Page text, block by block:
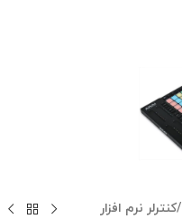
/کنترلر نرم افزار